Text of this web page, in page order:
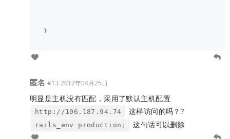
}
匿名 #13 2012年04月25日
明显是主机没有匹配，采用了默认主机配置
http://106.187.94.74 这样访问的吗？?
rails_env production; 这句话可以删除